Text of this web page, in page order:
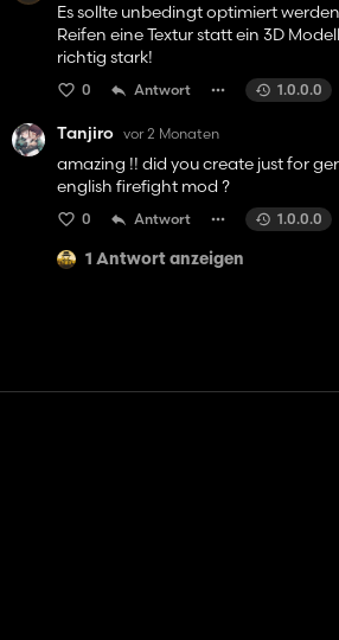
Es sollte unbedingt optimiert
Reifen eine Textur statt ein 3D
richtig stark!
0 Antwort 1.0.0.0
Tanjiro vor 2 Monaten
amazing !! did you create just for
english firefight mod ?
0 Antwort 1.0.0.0
1 Antwort anzeigen